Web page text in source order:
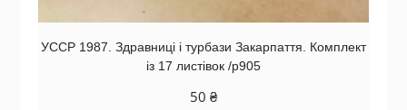
УССР 1987. Здравниці і турбази Закарпаття. Комплект
із 17 листівок /р905
50 ₴